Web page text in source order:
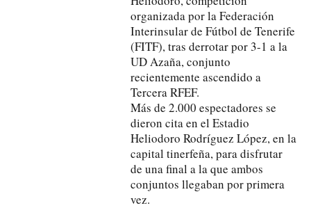
organizada por la Federación
Interinsular de Fútbol de Tenerife
(FITF), tras derrotar por 3-1 a la
UD Azaña, conjunto
recientemente ascendido a
Tercera RFEF.
Más de 2.000 espectadores se
dieron cita en el Estadio
Heliodoro Rodríguez López, en la
capital tinerfeña, para disfrutar
de una final a la que ambos
conjuntos llegaban por primera
vez.